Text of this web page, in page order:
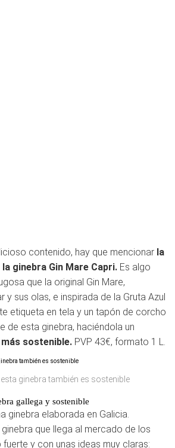
contenido, hay que mencionar la
ginebra Gin Mare Capri. Es algo
que la original Gin Mare,
y sus olas, e inspirada de la Gruta Azul
etiqueta en tela y un tapón de corcho
de esta ginebra, haciéndola un
sostenible. PVP 43€, formato 1 L.
ginebra también es sostenible
gallega y sostenible
ginebra elaborada en Galicia.
que llega al mercado de los
y con unas ideas muy claras: